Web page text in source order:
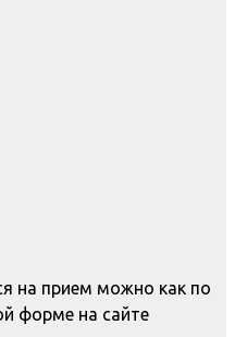
на прием можно как по
форме на сайте